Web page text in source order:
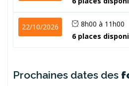
22/10/2026
8h00 à 11h00
6 places
Prochaines dates des